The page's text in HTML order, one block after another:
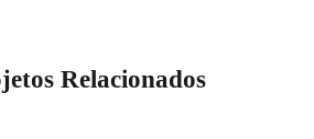
Relacionados